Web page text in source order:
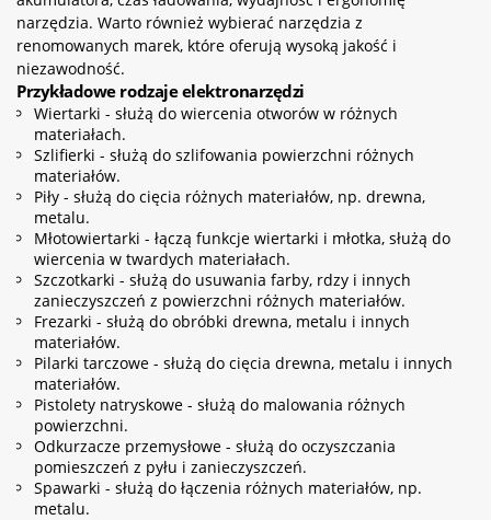
narzędzia. Warto również wybierać narzędzia z
renomowanych marek, które oferują wysoką jakość i
niezawodność.
Przykładowe rodzaje elektronarzędzi
Wiertarki - służą do wiercenia otworów w różnych
materiałach.
Szlifierki - służą do szlifowania powierzchni różnych
materiałów.
Piły - służą do cięcia różnych materiałów, np. drewna,
metalu.
Młotowiertarki - łączą funkcje wiertarki i młotka, służą do
wiercenia w twardych materiałach.
Szczotkarki - służą do usuwania farby, rdzy i innych
zanieczyszczeń z powierzchni różnych materiałów.
Frezarki - służą do obróbki drewna, metalu i innych
materiałów.
Pilarki tarczowe - służą do cięcia drewna, metalu i innych
materiałów.
Pistolety natryskowe - służą do malowania różnych
powierzchni.
Odkurzacze przemysłowe - służą do oczyszczania
pomieszczeń z pyłu i zanieczyszczeń.
Spawarki - służą do łączenia różnych materiałów, np.
metalu.